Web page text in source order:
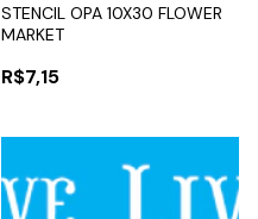
STENCIL OPA 10X30 FLOWER
MARKET
R$7,15